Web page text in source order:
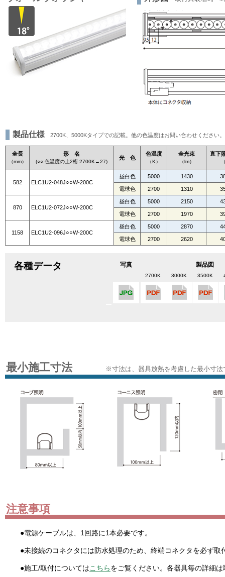
製品仕様 2700K、5000Kタイプでの記載。他の色温度はお問い合わせください
全長
（mm）
形 名
(○○:色温度の上2桁 2700K→27)
光 色
色温度
（K）
全光束
（lm）
直下
582 ELC1U2-048J○○W-200C
昼白色 5000 1430
電球色 2700 1310
870 ELC1U2-072J○○W-200C
昼白色 5000 2150
電球色 2700 1970
1158 ELC1U2-096J○○W-200C
昼白色 5000 2870
電球色 2700 2620
各種データ 写真 製品図
2700K 3000K 3500K
最小施工寸法 ※寸法は、器具放熱を考慮した最小寸
注意事項
●電源ケーブルは、1回路に1本必要です。
●未接続のコネクタには防水処理のため、終端コネクタを必ず取
●施工/取付についてはこちらをご覧ください。各器具毎の詳細